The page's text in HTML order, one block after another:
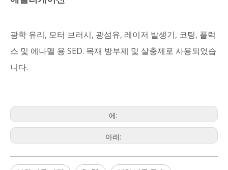
광학 유리, 모터 브러시, 광섬유, 레이저 발생기, 코팅, 플럭
스 및 에나멜 용 SED. 목재 방부제 및 살충제로 사용되었습
니다.
에:
아래: